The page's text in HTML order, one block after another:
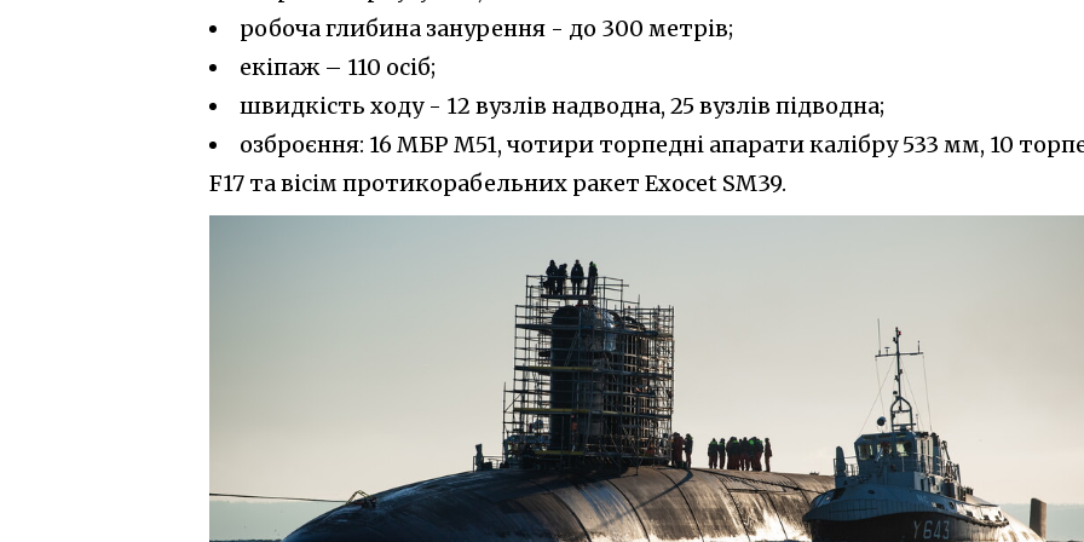
робоча глибина занурення - до 300 метрів;
екіпаж – 110 осіб;
швидкість ходу - 12 вузлів надводна, 25 вузлів підводна;
озброєння: 16 МБР М51, чотири торпедні апарати калібру 533 мм, 10
F17 та вісім протикорабельних ракет Exocet SM39.